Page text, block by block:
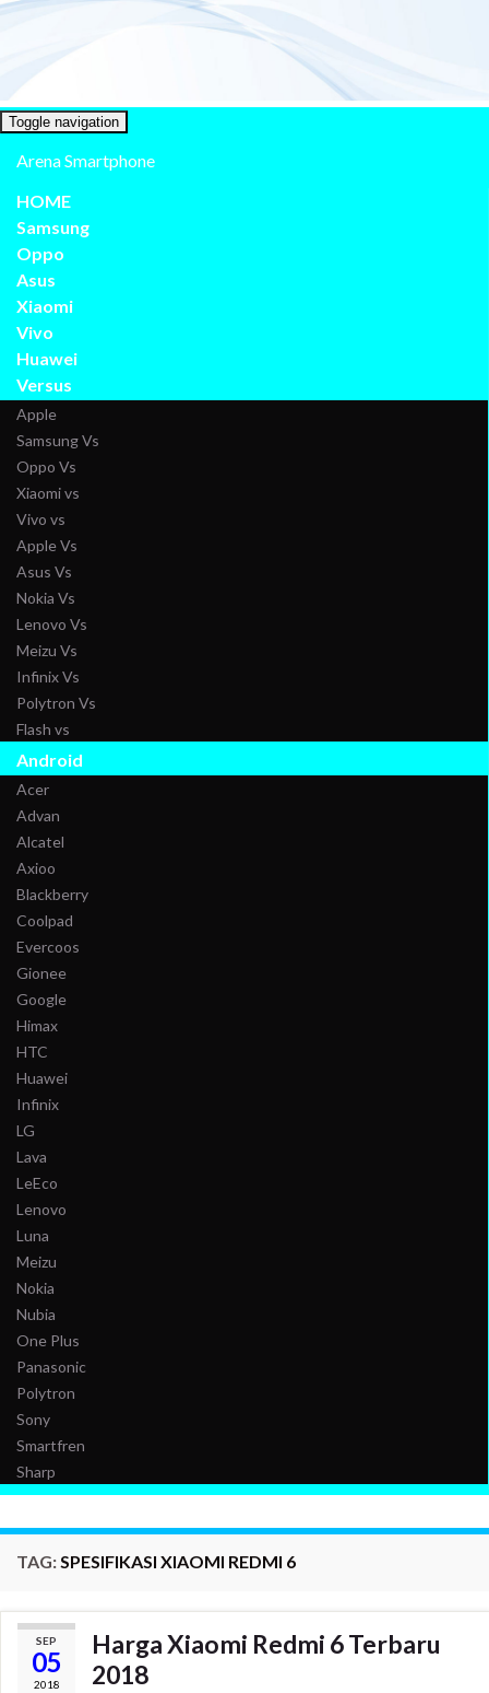
Toggle navigation
Arena Smartphone
HOME
Samsung
Oppo
Asus
Xiaomi
Vivo
Huawei
Versus
Apple
Samsung Vs
Oppo Vs
Xiaomi vs
Vivo vs
Apple Vs
Asus Vs
Nokia Vs
Lenovo Vs
Meizu Vs
Infinix Vs
Polytron Vs
Flash vs
Android
Acer
Advan
Alcatel
Axioo
Blackberry
Coolpad
Evercoos
Gionee
Google
Himax
HTC
Huawei
Infinix
LG
Lava
LeEco
Lenovo
Luna
Meizu
Nokia
Nubia
One Plus
Panasonic
Polytron
Sony
Smartfren
Sharp
TAG:SPESIFIKASI XIAOMI REDMI 6
SEP
05
2018
Harga Xiaomi Redmi 6 Terbaru
2018